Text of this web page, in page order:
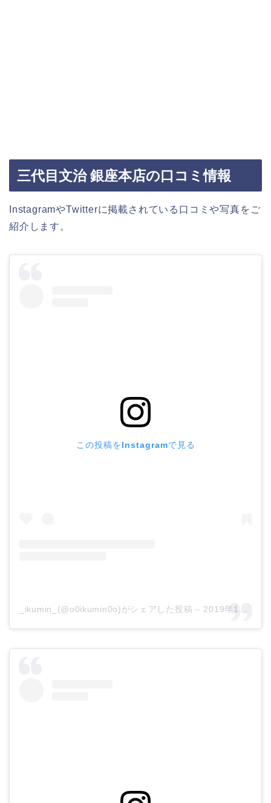
三代目文治 銀座本店の口コミ情報
InstagramやTwitterに掲載されている口コミや写真をご
紹介します。
この投稿をInstagramで見る
_ikumin_(@o0ikumin0o)がシェアした投稿 – 2019年12月月27日午後5時15分PST